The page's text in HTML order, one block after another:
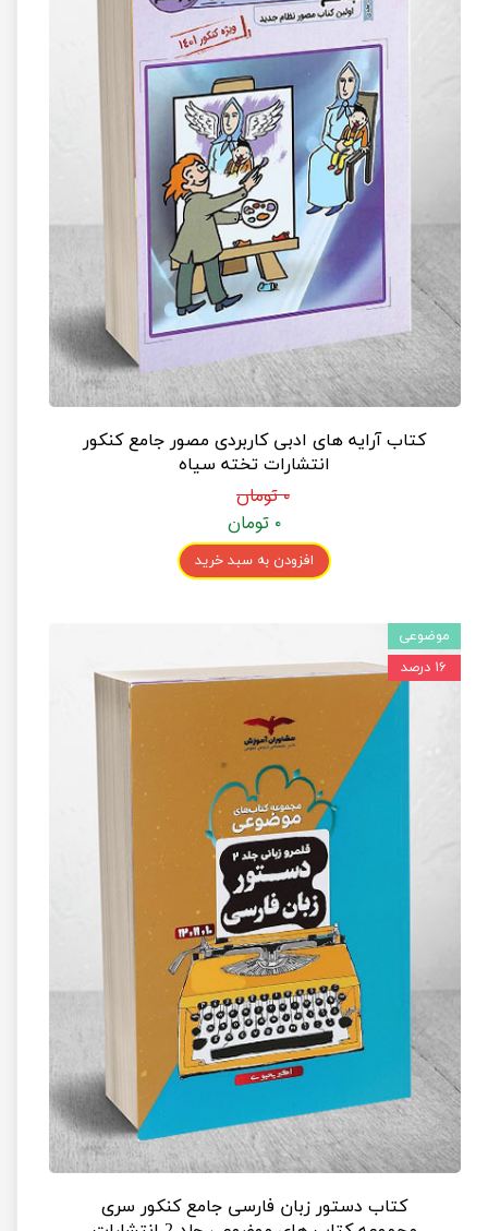
کتاب آرایه های ادبی کاربردی مصور جامع کنکور
انتشارات تخته سیاه
۰ تومان
۰ تومان
افزودن به سبد خرید
کتاب دستور زبان فارسی جامع کنکور سری
موضوعی
۱۶ درصد